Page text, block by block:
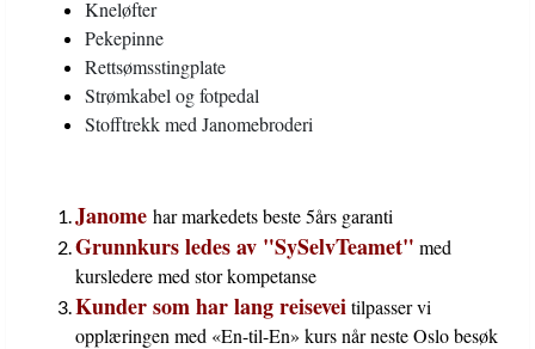
Kneløfter
Pekepinne
Rettsømsstingplate
Strømkabel og fotpedal
Stofftrekk med Janomebroderi
Janome har markedets beste 5års garanti
Grunnkurs ledes av "SySelvTeamet" med
kursledere med stor kompetanse
Kunder som har lang reiseveitilpasser vi
opplæringen med «En-til-En» kurs når neste Oslo besøk